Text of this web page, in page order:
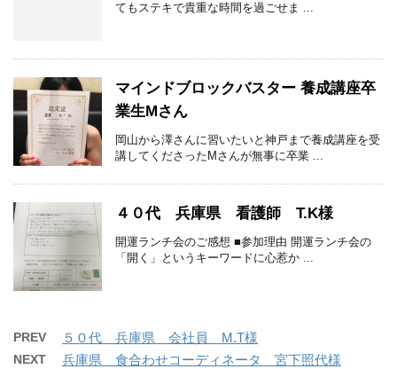
てもステキで貴重な時間を過ごせま ...
マインドブロックバスター 養成講座卒
業生Mさん
岡山から澤さんに習いたいと神戸まで養成講座を受
講してくださったMさんが無事に卒業 ...
４０代 兵庫県 看護師 T.K様
開運ランチ会のご感想 ■参加理由 開運ランチ会の
「開く」というキーワードに心惹か ...
PREV ５０代 兵庫県 会社員 M.T様
NEXT 兵庫県 食合わせコーディネータ 宮下照代様